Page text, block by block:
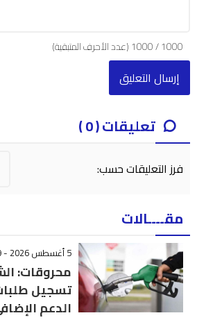
1000
/
1000(عدد الأحرف المتبقية)
تعليقات ( 0 )
فرز التعليقات حسب:
مقــــالات
5 أغسطس 2026 - 22:39
محروقات:
تسجيل
الدعم